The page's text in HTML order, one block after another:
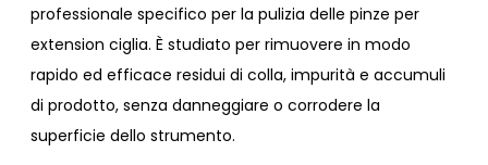
professionale specifico per la pulizia delle pinze per
extension ciglia. È studiato per rimuovere in modo
rapido ed efficace residui di colla, impurità e accumuli
di prodotto, senza danneggiare o corrodere la
superficie dello strumento.